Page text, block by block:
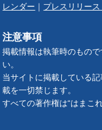
レンダー
プレスリリー
注意事項
掲載情報は執筆時のもの
い。
当サイトに掲載している
載を一切禁じます。
すべての著作権は“はまこ